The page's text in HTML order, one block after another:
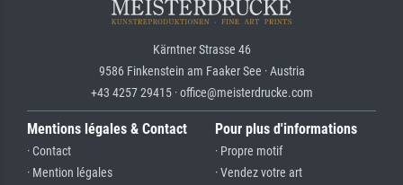
Kärntner Strasse 46
9586 Finkenstein am Faaker See · Austria
+43 4257 29415 · office@meisterdrucke.com
Mentions légales & Contact
· Contact
· Mention légales
Pour plus d'informations
· Propre motif
· Vendez votre art